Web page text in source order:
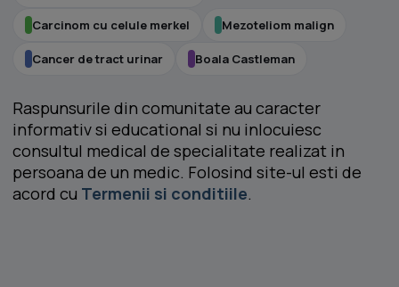
Carcinom cu celule merkel Mezoteliom malign
Cancer de tract urinar Boala Castleman
Raspunsurile din comunitate au caracter
informativ si educational si nu inlocuiesc
consultul medical de specialitate realizat in
persoana de un medic. Folosind site-ul esti de
acord cu Termenii si conditiile.